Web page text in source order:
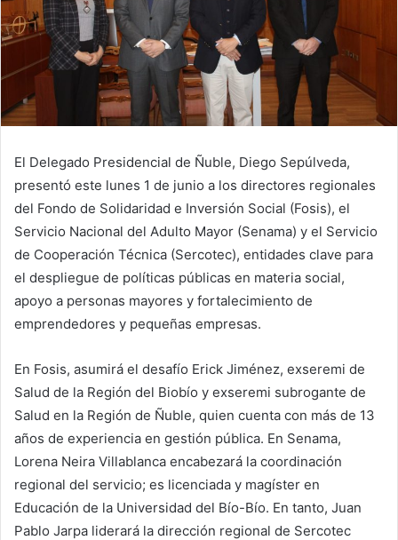
El Delegado Presidencial de Ñuble, Diego Sepúlveda,
presentó este lunes 1 de junio a los directores regionales
del Fondo de Solidaridad e Inversión Social (Fosis), el
Servicio Nacional del Adulto Mayor (Senama) y el Servicio
de Cooperación Técnica (Sercotec), entidades clave para
el despliegue de políticas públicas en materia social,
apoyo a personas mayores y fortalecimiento de
emprendedores y pequeñas empresas.
En Fosis, asumirá el desafío Erick Jiménez, exseremi de
Salud de la Región del Biobío y exseremi subrogante de
Salud en la Región de Ñuble, quien cuenta con más de 13
años de experiencia en gestión pública. En Senama,
Lorena Neira Villablanca encabezará la coordinación
regional del servicio; es licenciada y magíster en
Educación de la Universidad del Bío-Bío. En tanto, Juan
Pablo Jarpa liderará la dirección regional de Sercotec